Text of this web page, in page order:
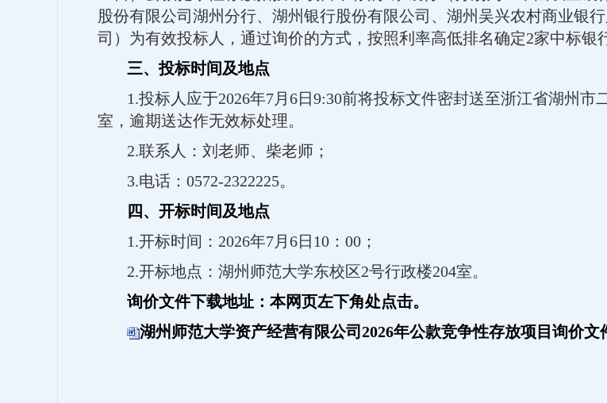
股份有限公司湖州分行、湖州银行股份有限公司、湖州吴兴农村商业银
司）为有效投标人，通过询价的方式，按照利率高低排名确定2家中标银
三、投标时间及地点
1.投标人应于2026年7月6日9:30前将投标文件密封送至浙江省湖州
室，逾期送达作无效标处理。
2.联系人：刘老师、柴老师；
3.电话：0572-2322225。
四、开标时间及地点
1.开标时间：2026年7月6日10：00；
2.开标地点：湖州师范大学东校区2号行政楼204室。
询价文件下载地址：本网页左下角处点击。
湖州师范大学资产经营有限公司2026年公款竞争性存放项目询价文